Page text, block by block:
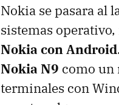
Nokia se pasara al
sistemas
Nokia con Android
Nokia N9 como un
terminales con